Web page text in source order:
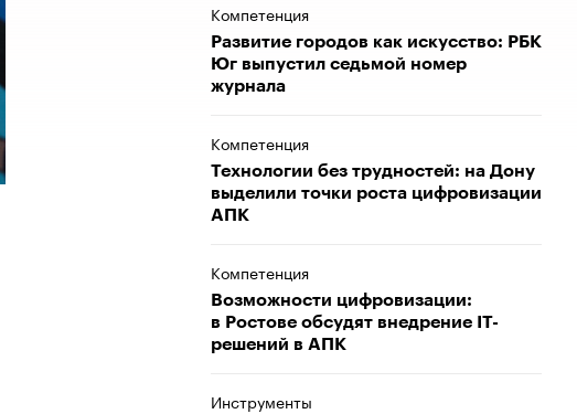
Компетенция
Развитие городов как искусство: РБК
Юг выпустил седьмой номер
журнала
Компетенция
Технологии без трудностей: на Дону
выделили точки роста цифровизации
АПК
Компетенция
Возможности цифровизации:
в Ростове обсудят внедрение IT-
решений в АПК
Инструменты